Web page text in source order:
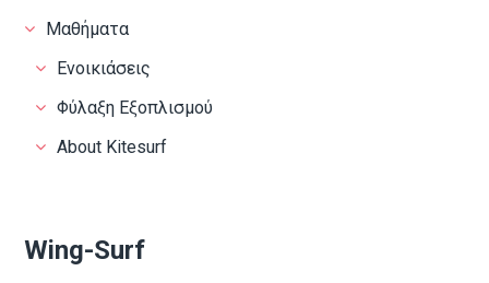
Μαθήματα
Ενοικιάσεις
Φύλαξη Εξοπλισμού
About Kitesurf
Wing-Surf